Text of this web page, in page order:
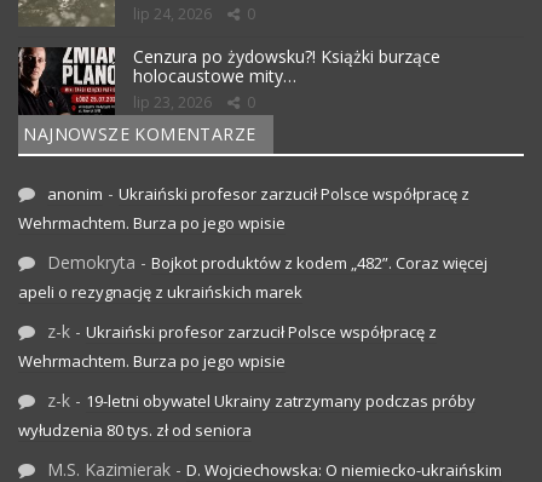
lip 24, 2026 0
Cenzura po żydowsku?! Książki burzące
holocaustowe mity…
lip 23, 2026 0
NAJNOWSZE KOMENTARZE
anonim - Ukraiński profesor zarzucił Polsce współpracę z
Wehrmachtem. Burza po jego wpisie
Demokryta - Bojkot produktów z kodem „482”. Coraz więcej
apeli o rezygnację z ukraińskich marek
z-k - Ukraiński profesor zarzucił Polsce współpracę z
Wehrmachtem. Burza po jego wpisie
z-k - 19-letni obywatel Ukrainy zatrzymany podczas próby
wyłudzenia 80 tys. zł od seniora
M.S. Kazimierak - D. Wojciechowska: O niemiecko-ukraińskim